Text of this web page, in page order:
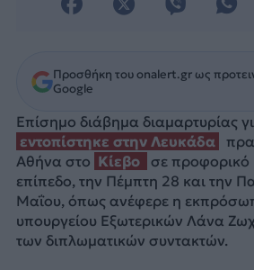
Προσθήκη του onalert.gr ως
Google
Επίσημο διάβημα διαμαρτυρίας
εντοπίστηκε στην Λευκάδα
Αθήνα στο Κίεβο
σε προφορικό
επίπεδο, την Πέμπτη 28 και την
Μαΐου, όπως ανέφερε η
υπουργείου Εξωτερικών Λάνα
των διπλωματικών συντακτών.